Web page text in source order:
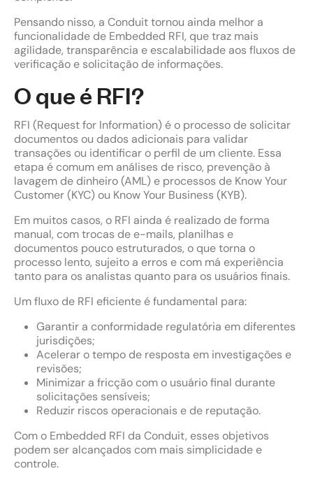
Pensando nisso, a Conduit tornou ainda melhor a
funcionalidade de Embedded RFI, que traz mais
agilidade, transparência e escalabilidade aos fluxos de
verificação e solicitação de informações.
O que é RFI?
RFI (Request for Information) é o processo de solicitar
documentos ou dados adicionais para validar
transações ou identificar o perfil de um cliente. Essa
etapa é comum em análises de risco, prevenção à
lavagem de dinheiro (AML) e processos de Know Your
Customer(KYC) ou Know Your Business (KYB).
Em muitos casos, o RFI ainda é realizado de forma
manual, com trocas de e-mails, planilhas e
documentos pouco estruturados, o que torna o
processo lento, sujeito a erros e com má experiência
tanto para os analistas quanto para os usuários finais.
Um fluxo de RFI eficiente é fundamental para:
Garantir a conformidade regulatória em diferentes
jurisdições;
Acelerar o tempo de resposta em investigações e
revisões;
Minimizar a fricção com o usuário final durante
solicitações sensíveis;
Reduzir riscos operacionais e de reputação.
Com o Embedded RFI da Conduit, esses objetivos
podem ser alcançados com mais simplicidade e
controle.